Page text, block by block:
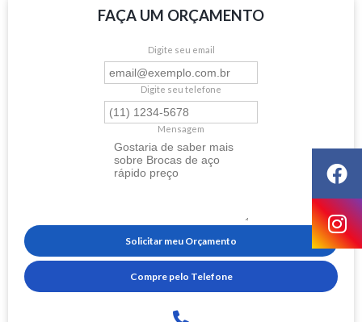
FAÇA UM ORÇAMENTO
Digite seu email
Digite seu telefone
Mensagem
Solicitar meu Orçamento
Compre pelo Telefone